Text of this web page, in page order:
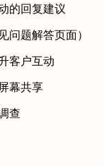
的回复建议
问题解答页面）
客户互动
幕共享
查